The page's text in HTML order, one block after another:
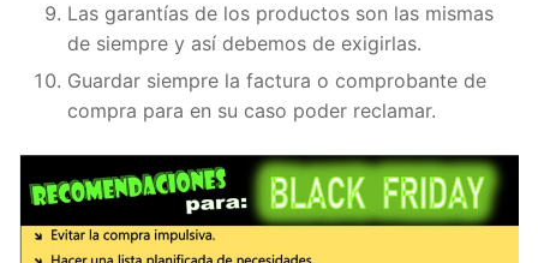
Las garantías de los productos son las mismas
de siempre y así debemos de exigirlas.
Guardar siempre la factura o comprobante de
compra para en su caso poder reclamar.